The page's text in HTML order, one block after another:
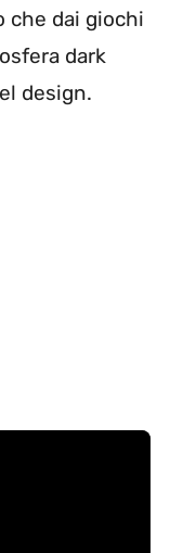
che dai giochi
dark
design.